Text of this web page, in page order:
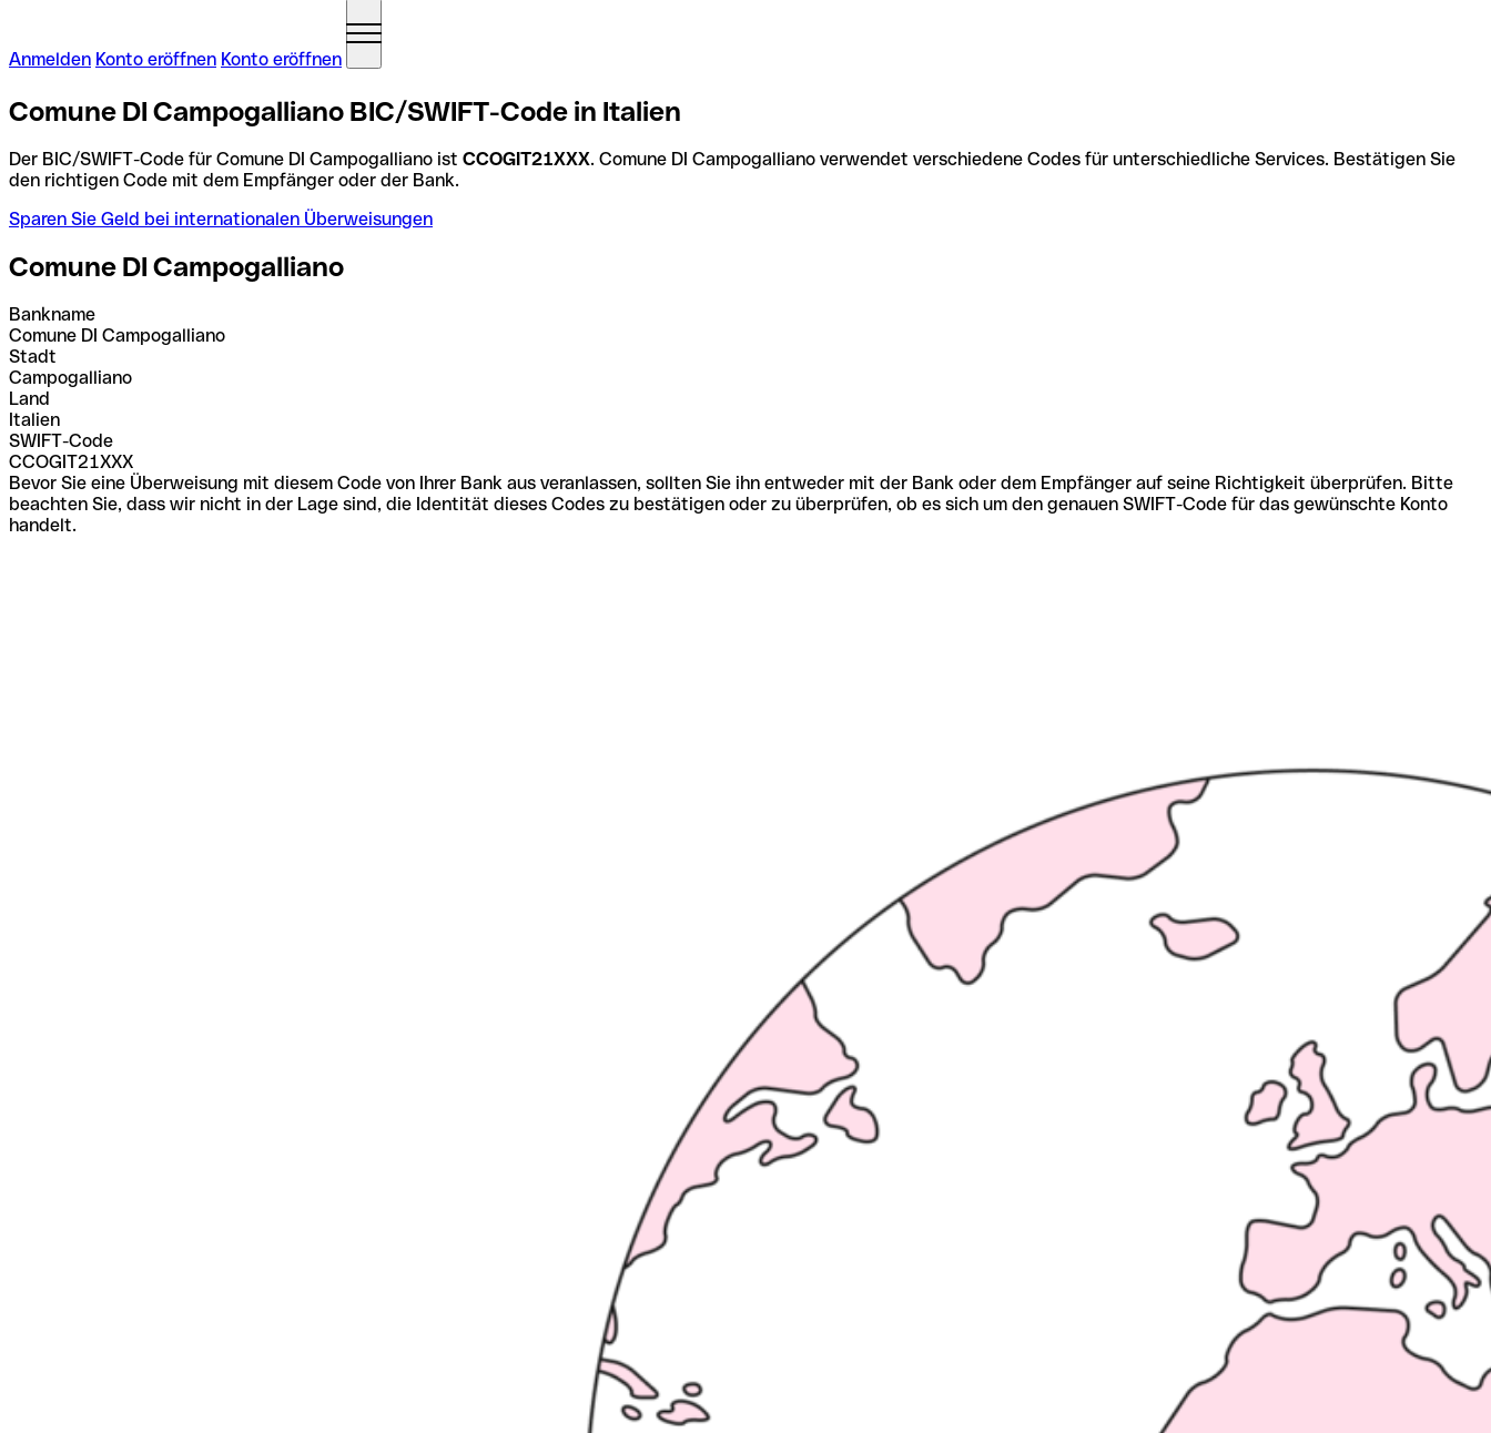
Anmelden Konto eröffnen Konto eröffnen
Comune DI Campogalliano BIC/SWIFT-Code in Italien
Der BIC/SWIFT-Code für Comune DI Campogalliano ist CCOGIT21XXX. Comune DI Campogalliano verwendet verschiedene Codes für unterschiedliche Services. Bestätigen Sie
den richtigen Code mit dem Empfänger oder der Bank.
Sparen Sie Geld bei internationalen Überweisungen
Comune DI Campogalliano
Bankname
Comune DI Campogalliano
Stadt
Campogalliano
Land
Italien
SWIFT-Code
CCOGIT21XXX
Bevor Sie eine Überweisung mit diesem Code von Ihrer Bank aus veranlassen, sollten Sie ihn entweder mit der Bank oder dem Empfänger auf seine Richtigkeit überprüfen. Bitte
beachten Sie, dass wir nicht in der Lage sind, die Identität dieses Codes zu bestätigen oder zu überprüfen, ob es sich um den genauen SWIFT-Code für das gewünschte Konto
handelt.